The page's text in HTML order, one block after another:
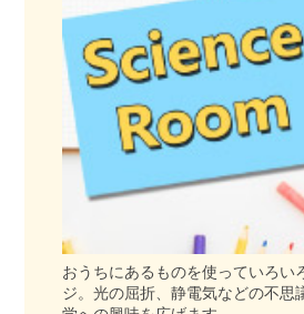
おうちにあるものを使っていろい
ジ。光の屈折、静電気などの不思